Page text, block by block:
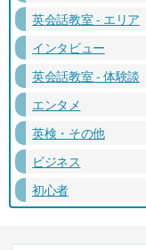
英会話教室 - エリア
インタビュー
英会話教室 - 体験談
エンタメ
英検・その他
ビジネス
初心者